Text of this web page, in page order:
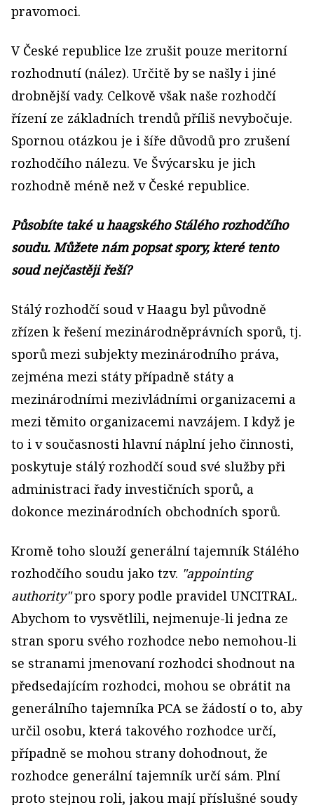
pravomoci.
V České republice lze zrušit pouze meritorní
rozhodnutí (nález). Určitě by se našly i jiné
drobnější vady. Celkově však naše rozhodčí
řízení ze základních trendů příliš nevybočuje.
Spornou otázkou je i šíře důvodů pro zrušení
rozhodčího nálezu. Ve Švýcarsku je jich
rozhodně méně než v České republice.
Působíte také u haagského Stálého rozhodčího
soudu. Můžete nám popsat spory, které tento
soud nejčastěji řeší?
Stálý rozhodčí soud v Haagu byl původně
zřízen k řešení mezinárodněprávních sporů, tj.
sporů mezi subjekty mezinárodního práva,
zejména mezi státy případně státy a
mezinárodními mezivládními organizacemi a
mezi těmito organizacemi navzájem. I když je
to i v současnosti hlavní náplní jeho činnosti,
poskytuje stálý rozhodčí soud své služby při
administraci řady investičních sporů, a
dokonce mezinárodních obchodních sporů.
Kromě toho slouží generální tajemník Stálého
rozhodčího soudu jako tzv. "appointing
authority"pro spory podle pravidel UNCITRAL.
Abychom to vysvětlili, nejmenuje-li jedna ze
stran sporu svého rozhodce nebo nemohou-li
se stranami jmenovaní rozhodci shodnout na
předsedajícím rozhodci, mohou se obrátit na
generálního tajemníka PCA se žádostí o to, aby
určil osobu, která takového rozhodce určí,
případně se mohou strany dohodnout, že
rozhodce generální tajemník určí sám. Plní
proto stejnou roli, jakou mají příslušné soudy